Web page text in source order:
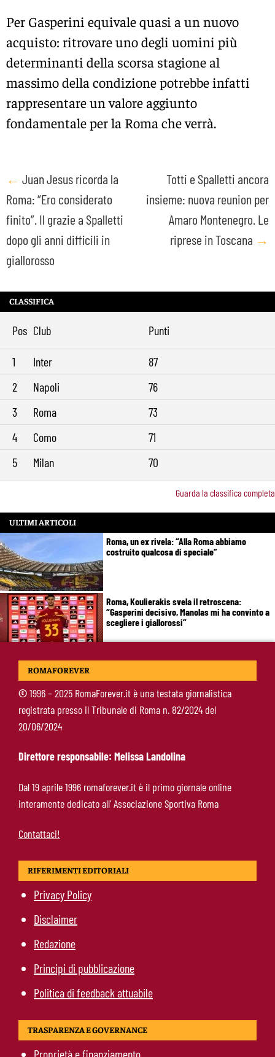
Per Gasperini equivale quasi a un nuovo
acquisto: ritrovare uno degli uomini più
determinanti della scorsa stagione al
massimo della condizione potrebbe infatti
rappresentare un valore aggiunto
fondamentale per la Roma che verrà.
Post
navigation
← Juan Jesus ricorda la
Roma: “Ero considerato
finito”. Il grazie a Spalletti
dopo gli anni difficili in
giallorosso
Totti e Spalletti ancora
insieme: nuova reunion per
Amaro Montenegro. Le
riprese in Toscana →
CLASSIFICA
Pos Club Punti
1 Inter
87
2
Napoli
76
3
Roma
73
4
Como
71
5
Milan 70
Guarda la classifica completa
ULTIMI ARTICOLI
Roma, un ex rivela: “Alla Roma abbiamo
costruito qualcosa di speciale”
Roma, Koulierakis svela il retroscena:
“Gasperini decisivo, Manolas mi ha convinto a
scegliere i giallorossi”
Soulé-Milan, la Roma detta le condizioni:
Ndicka-Roma, futuro più chiaro: il messaggio
che allontana il mercato
ROMAFOREVER
©1996 – 2025 RomaForever.it è una testata giornalistica
registrata presso il Tribunale di Roma n. 82/2024 del
20/06/2024
Direttore responsabile: Melissa Landolina
Dal 19 aprile 1996 romaforever.it è il primo giornale online
interamente dedicato all’ Associazione Sportiva Roma
Contattaci!
RIFERIMENTI EDITORIALI
Privacy Policy
Disclaimer
Redazione
Principi di pubblicazione
Politica di feedback attuabile
TRASPARENZA E GOVERNANCE